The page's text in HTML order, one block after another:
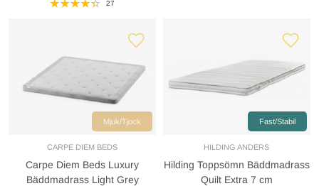
27
Mjuk/Tjock
CARPE DIEM BEDS
Carpe Diem Beds Luxury
Bäddmadrass Light Grey
Fast/Stabil
HILDING ANDERS
Hilding Toppsömn Bäddmadrass
Quilt Extra 7 cm